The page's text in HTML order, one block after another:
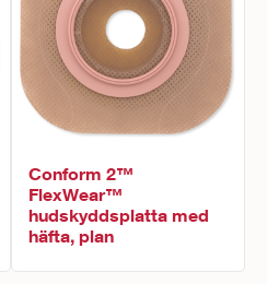
Conform 2™
FlexWear™
hudskyddsplatta med
häfta, plan